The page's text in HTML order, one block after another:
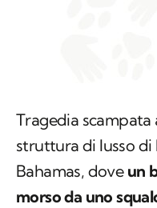
Tragedia scampata
struttura di lusso di
Bahamas, dove un
morso da uno